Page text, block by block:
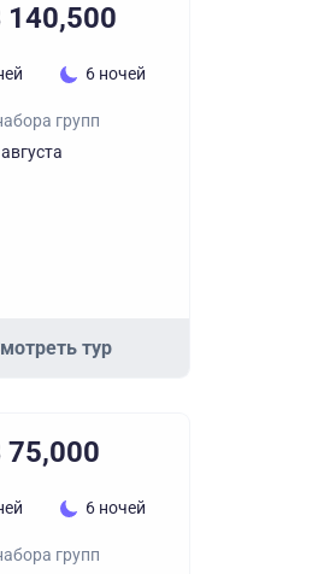
140,500
6 ночей
групп
тур
75,000
6 ночей
групп